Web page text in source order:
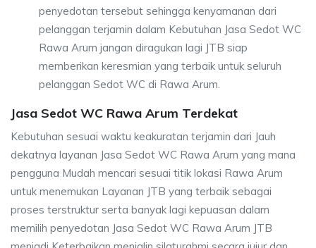
penyedotan tersebut sehingga kenyamanan dari
pelanggan terjamin dalam Kebutuhan Jasa Sedot WC
Rawa Arum jangan diragukan lagi JTB siap
memberikan keresmian yang terbaik untuk seluruh
pelanggan Sedot WC di Rawa Arum.
Jasa Sedot WC Rawa Arum Terdekat
Kebutuhan sesuai waktu keakuratan terjamin dari Jauh
dekatnya layanan Jasa Sedot WC Rawa Arum yang mana
pengguna Mudah mencari sesuai titik lokasi Rawa Arum
untuk menemukan Layanan JTB yang terbaik sebagai
proses terstruktur serta banyak lagi kepuasan dalam
memilih penyedotan Jasa Sedot WC Rawa Arum JTB